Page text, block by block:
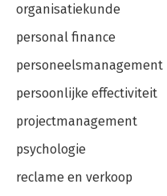
organisatiekunde
personal finance
personeelsmanagement
persoonlijke effectiviteit
projectmanagement
psychologie
reclame en verkoop